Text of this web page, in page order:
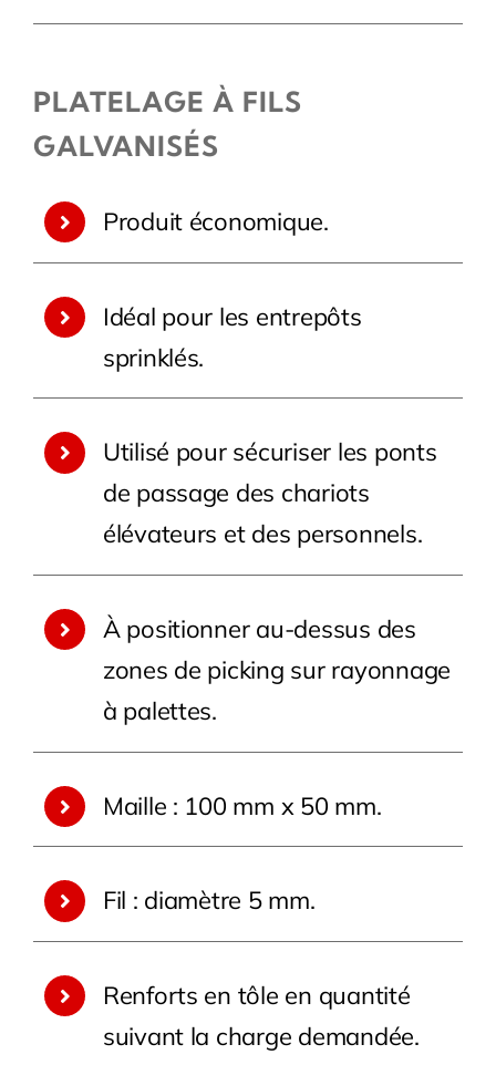
PLATELAGE À FILS
GALVANISÉS
Produit économique.
Idéal pour les entrepôts
sprinklés.
Utilisé pour sécuriser les ponts
de passage des chariots
élévateurs et des personnels.
À positionner au-dessus des
zones de picking sur rayonnage
à palettes.
Maille : 100 mm x 50 mm.
Fil : diamètre 5 mm.
Renforts en tôle en quantité
suivant la charge demandée.